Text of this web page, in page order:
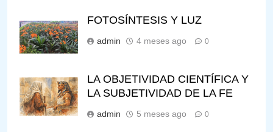
FOTOSÍNTESIS Y LUZ
admin 4 meses ago 0
LA OBJETIVIDAD CIENTÍFICA Y
LA SUBJETIVIDAD DE LA FE
admin 5 meses ago 0